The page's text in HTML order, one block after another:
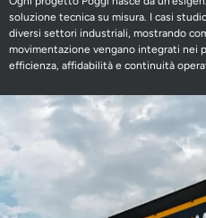
soluzione tecnica su misura. I casi
diversi settori industriali, mostrando
movimentazione vengano integrati nei
efficienza, affidabilità e continuità